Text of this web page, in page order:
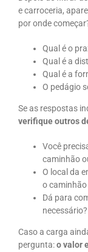
e carroceria,
por onde
Qual é o
Qual é a
Qual é a
O pedágio
Se as respostas
verifique outros
Você
caminhão
O local da
o
Dá para
necessário?
Caso a carga
pergunta:o valor